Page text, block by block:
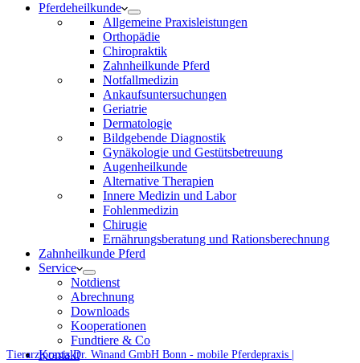
Pferdeheilkunde
Allgemeine Praxisleistungen
Orthopädie
Chiropraktik
Zahnheilkunde Pferd
Notfallmedizin
Ankaufsuntersuchungen
Geriatrie
Dermatologie
Bildgebende Diagnostik
Gynäkologie und Gestütsbetreuung
Augenheilkunde
Alternative Therapien
Innere Medizin und Labor
Fohlenmedizin
Chirugie
Ernährungsberatung und Rationsberechnung
Zahnheilkunde Pferd
Service
Notdienst
Abrechnung
Downloads
Kooperationen
Fundtiere & Co
Kontakt
Tierarztpraxis Dr. Winand GmbH Bonn - mobile Pferdepraxis |